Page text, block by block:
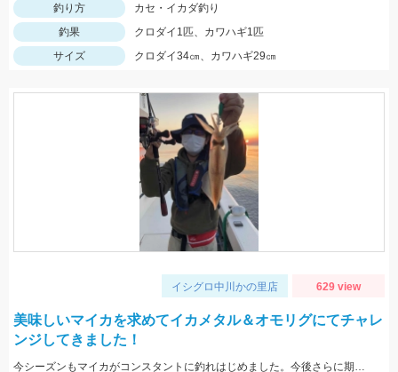
釣り方
カセ・イカダ釣り
釣果
クロダイ1匹、カワハギ1匹
サイズ
クロダイ34㎝、カワハギ29㎝
イシグロ中川かの里店 629 view
美味しいマイカを求めてイカメタル＆オモリグにてチャレ
ンジしてきました！
今シーズンもマイカがコンスタントに釣れはじめました。今後さらに期待できるので是非釣りに行ってみてください！